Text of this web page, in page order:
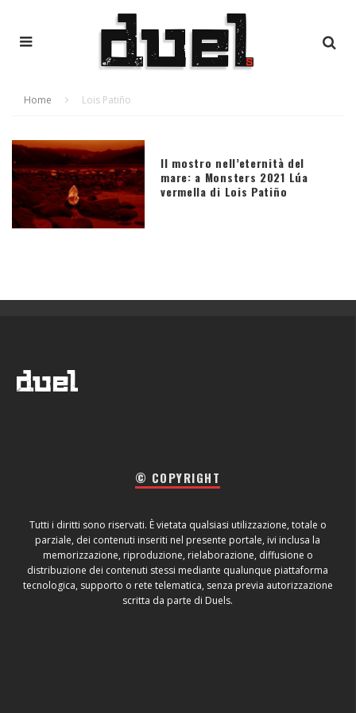
Home Lois Patiño
Il mostro nell’eternità del
mare: a Monsters 2021 Lúa
vermella di Lois Patiño
© COPYRIGHT
Tutti i diritti sono riservati. È vietata qualsiasi utilizzazione, totale o
parziale, dei contenuti inseriti nel presente portale, ivi inclusa la
memorizzazione, riproduzione, rielaborazione, diffusione o
distribuzione dei contenuti stessi mediante qualunque piattaforma
tecnologica, supporto o rete telematica, senza previa autorizzazione
scritta da parte di Duels.